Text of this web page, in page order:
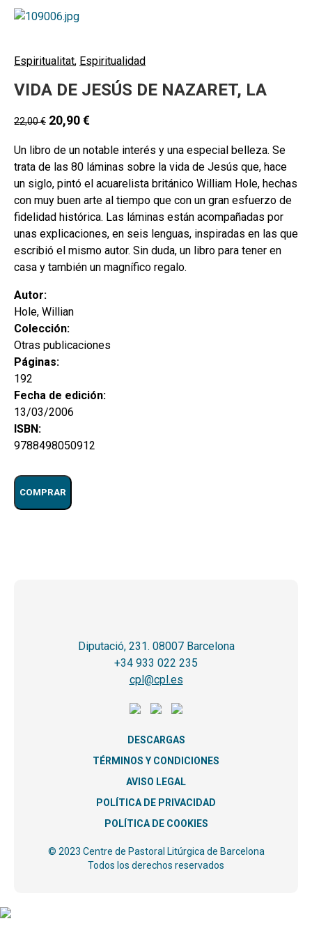
Espiritualitat, Espiritualidad
VIDA DE JESÚS DE NAZARET, LA
22,00€ 20,90€
Un libro de un notable interés y una especial belleza. Se
trata de las 80 láminas sobre la vida de Jesús que, hace
un siglo, pintó el acuarelista británico William Hole, hechas
con muy buen arte al tiempo que con un gran esfuerzo de
fidelidad histórica. Las láminas están acompañadas por
unas explicaciones, en seis lenguas, inspiradas en las que
escribió el mismo autor. Sin duda, un libro para tener en
casa y también un magnífico regalo.
Autor:
Hole, Willian
Colección:
Otras publicaciones
Páginas:
192
Fecha de edición:
13/03/2006
ISBN:
9788498050912
COMPRAR
Diputació, 231. 08007 Barcelona
+34 933 022 235
cpl@cpl.es
DESCARGAS
TÉRMINOS Y CONDICIONES
AVISO LEGAL
POLÍTICA DE PRIVACIDAD
POLÍTICA DE COOKIES
© 2023 Centre de Pastoral Litúrgica de Barcelona
Todos los derechos reservados